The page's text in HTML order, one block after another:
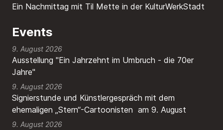
Ein Nachmittag mit Til Mette in der KulturWerkStadt
Events
9. August 2026
Ausstellung "Ein Jahrzehnt im Umbruch - die 70er
Jahre"
9. August 2026
Signierstunde und Künstlergespräch mit dem
ehemaligen „Stern“-Cartoonisten am 9. August
9. August 2026